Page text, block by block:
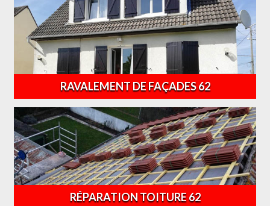
RAVALEMENT DE FAÇADES 62
RÉPARATION TOITURE 62